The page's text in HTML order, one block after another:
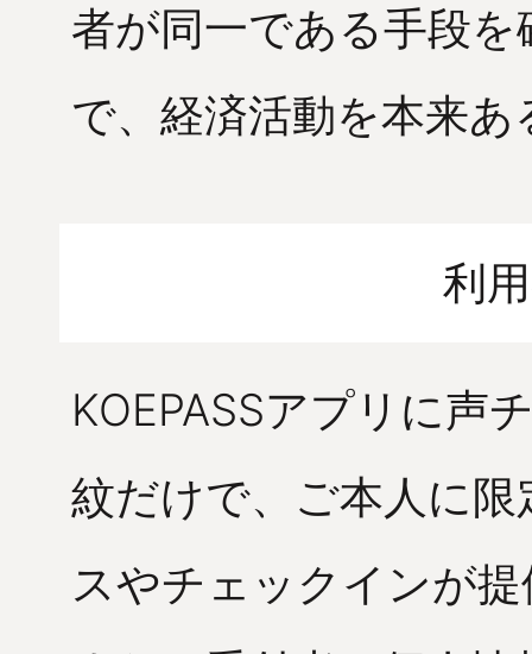
者が同一である手段
で、経済活動を本来
利
KOEPASSアプリに声
紋だけで、ご本人に
スやチェックインが